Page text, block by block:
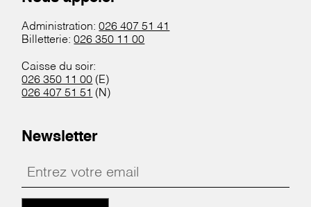
Administration:026 407 51 41
Billetterie:026 350 11 00
Caisse du soir:
026 350 11 00 (E)
026 407 51 51 (N)
Newsletter